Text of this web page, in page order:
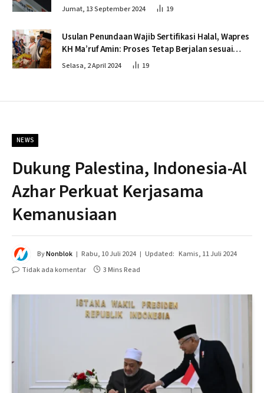
Jumat, 13 September 2024 19
Usulan Penundaan Wajib Sertifikasi Halal, Wapres
KH Ma’ruf Amin: Proses Tetap Berjalan sesuai
Penahapan
Selasa, 2 April 2024 19
NEWS
Dukung Palestina, Indonesia-Al
Azhar Perkuat Kerjasama
Kemanusiaan
ByNonblok Rabu, 10 Juli 2024 Updated: Kamis, 11 Juli 2024
Tidak ada komentar
3 Mins Read